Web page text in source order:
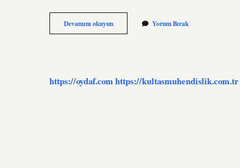
Devamını okuyunSözel
Bölüm
Yorum Bırak
https://oydaf.comhttps://kultasmuhendislik.com.tr